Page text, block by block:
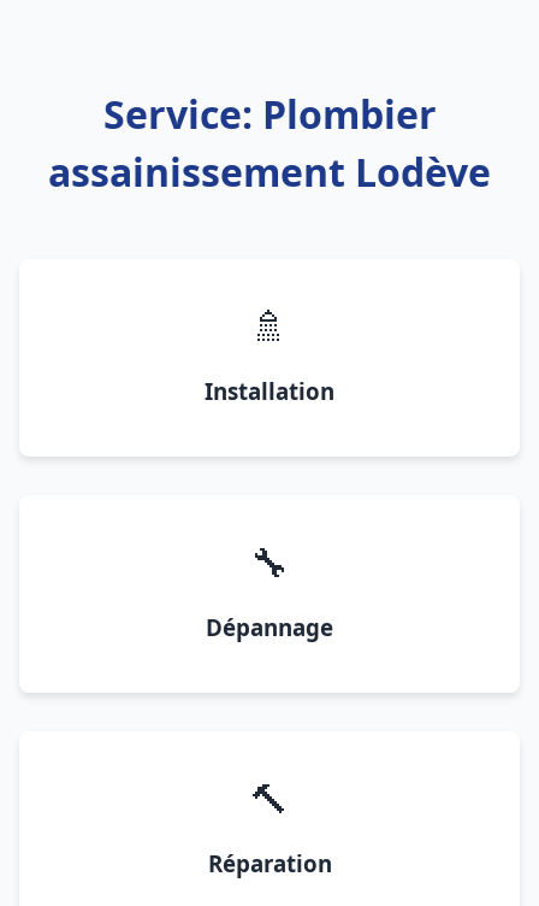
Service: Plombier
assainissement Lodève
🚿
Installation
🔧
Dépannage
🔨
Réparation